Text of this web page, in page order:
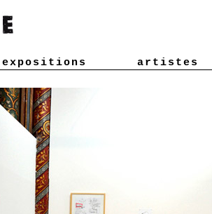
expositions artistes